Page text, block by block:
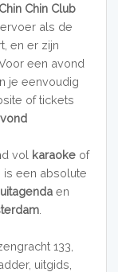
Chin Chin Club
als de
en er zijn
een avond
je eenvoudig
of tickets
vol karaoke of
is een absolute
uitagendaen
.
133,
uitgids,